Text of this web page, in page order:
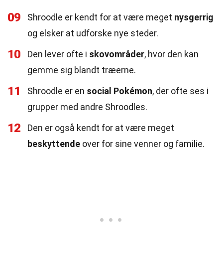
09 Shroodle er kendt for at være meget nysgerrig
og elsker at udforske nye steder.
10 Den lever ofte i skovområder, hvor den kan
gemme sig blandt træerne.
11 Shroodle er en social Pokémon, der ofte ses i
grupper med andre Shroodles.
12
Den er også kendt for at være meget
beskyttende over for sine venner og familie.